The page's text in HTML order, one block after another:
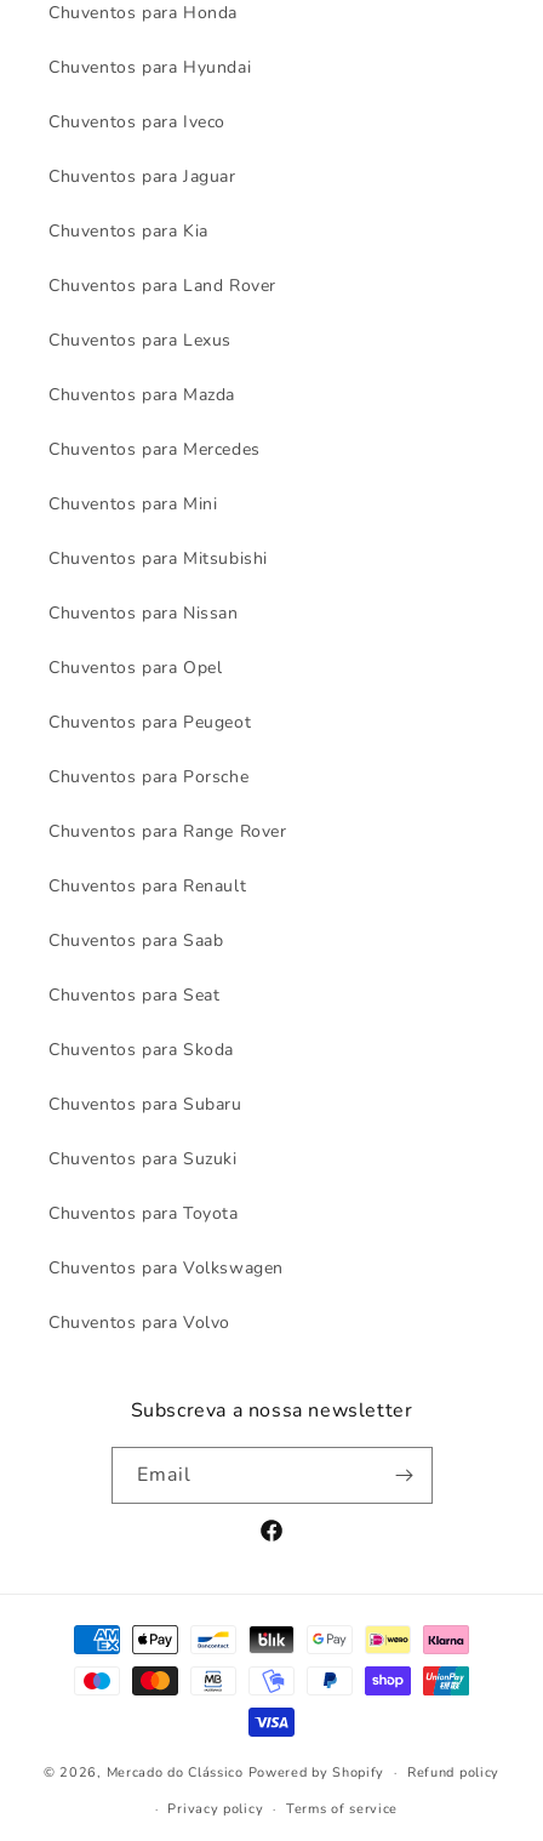
Chuventos para Honda
Chuventos para Hyundai
Chuventos para Iveco
Chuventos para Jaguar
Chuventos para Kia
Chuventos para Land Rover
Chuventos para Lexus
Chuventos para Mazda
Chuventos para Mercedes
Chuventos para Mini
Chuventos para Mitsubishi
Chuventos para Nissan
Chuventos para Opel
Chuventos para Peugeot
Chuventos para Porsche
Chuventos para Range Rover
Chuventos para Renault
Chuventos para Saab
Chuventos para Seat
Chuventos para Skoda
Chuventos para Subaru
Chuventos para Suzuki
Chuventos para Toyota
Chuventos para Volkswagen
Chuventos para Volvo
Subscreva a nossa newsletter
Email
Facebook
Payment
methods
© 2026, Mercado do Clássico Powered by Shopify
Refund policy
Privacy policy
Terms of service